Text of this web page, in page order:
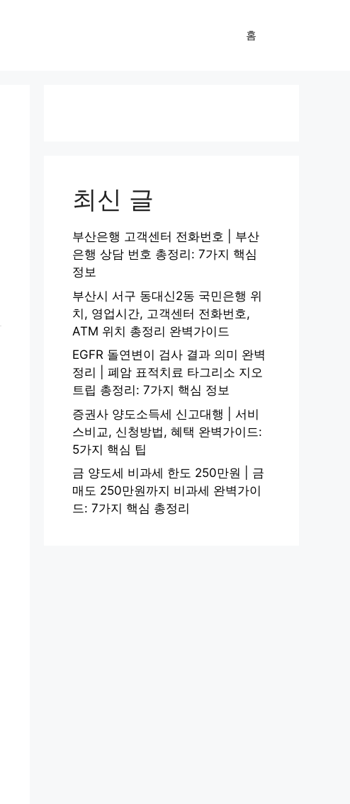
홈
최신 글
부산은행 고객센터 전화번호 | 부산
은행 상담 번호 총정리: 7가지 핵심
정보
부산시 서구 동대신2동 국민은행 위
치, 영업시간, 고객센터 전화번호,
ATM 위치 총정리 완벽가이드
EGFR 돌연변이 검사 결과 의미 완벽
정리 | 폐암 표적치료 타그리소 지오
트립 총정리: 7가지 핵심 정보
증권사 양도소득세 신고대행 | 서비
스비교, 신청방법, 혜택 완벽가이드:
5가지 핵심 팁
금 양도세 비과세 한도 250만원 | 금
매도 250만원까지 비과세 완벽가이
드: 7가지 핵심 총정리